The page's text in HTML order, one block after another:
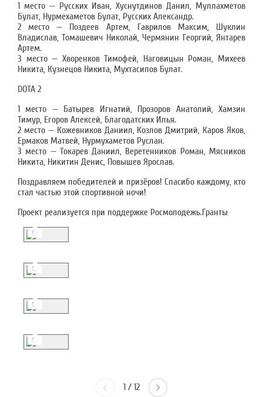
1 место — Русских Иван, Хуснутдинов Данил, Муллахметов
Булат, Нурмехаметов Булат, Русских Александр.
2 место — Поздеев Артем, Гаврилов Максим, Шуклин
Владислав, Томашевич Николай, Чермянин Георгий, Янтарев
Артем.
3 место — Хворенков Тимофей, Наговицын Роман, Михеев
Никита, Кузнецов Никита, Мухтасипов Булат.
DOTA 2
1 место — Батырев Игнатий, Прозоров Анатолий, Хамзин
Тимур, Егоров Алексей, Благодатских Илья.
2 место — Кожевников Даниил, Козлов Дмитрий, Каров Яков,
Ермаков Матвей, Нурмухаметов Руслан.
3 место — Токарев Даниил, Веретенников Роман, Мясников
Никита, Никитин Денис, Повышев Ярослав.
Поздравляем победителей и призёров! Спасибо каждому, кто
стал частью этой спортивной ночи!
Проект реализуется при поддержке Росмолодежь.Гранты
1 / 12